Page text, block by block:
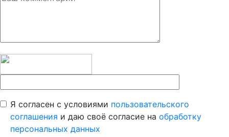
Я согласен с условиями пользовательского
соглашения и даю своё согласие на обработку
персональных данных